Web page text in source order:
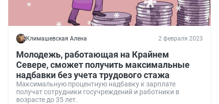
Климашевская Алена 2 февраля 2023
Молодежь, работающая на Крайнем
Севере, сможет получить максимальные
надбавки без учета трудового стажа
Максимальную процентную надбавку к зарплате
получат сотрудники госучреждений и работники в
возрасте до 35 лет.